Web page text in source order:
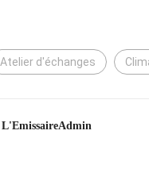
Atelier d'échanges
L'EmissaireAdmin